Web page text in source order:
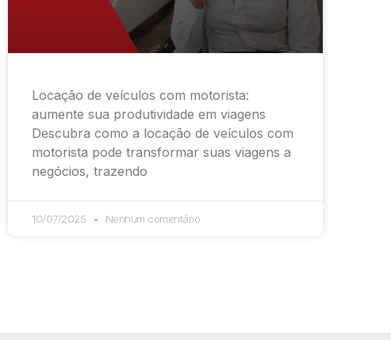
Locação de veículos com motorista:
aumente sua produtividade em viagens
Descubra como a locação de veículos com
motorista pode transformar suas viagens a
negócios, trazendo
10/07/2025 Nenhum comentário